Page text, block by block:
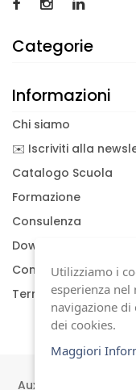
Categorie
Informazioni
Chi siamo
✉️ Iscriviti alla
Catalogo Scuola
Formazione
Consulenza
Download documenti
Condizioni generali
Termini di garanzia
Auxilia s.a.s | Viale
Utilizziamo i
esperienza
navigazione di
dei cookies.
Maggiori